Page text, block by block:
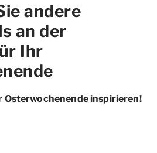
andere
an der
Ihr
Osterwochenende inspirieren!